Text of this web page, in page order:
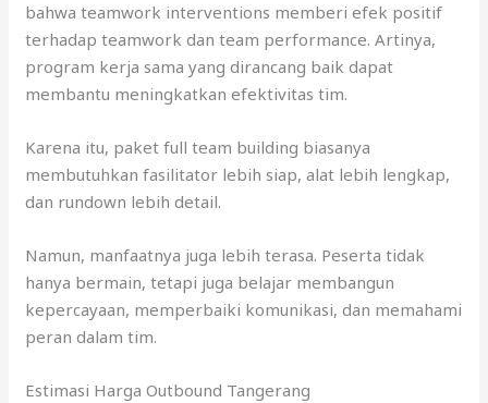
bahwa teamwork interventions memberi efek positif
terhadap teamwork dan team performance. Artinya,
program kerja sama yang dirancang baik dapat
membantu meningkatkan efektivitas tim.
Karena itu, paket full team building biasanya
membutuhkan fasilitator lebih siap, alat lebih lengkap,
dan rundown lebih detail.
Namun, manfaatnya juga lebih terasa. Peserta tidak
hanya bermain, tetapi juga belajar membangun
kepercayaan, memperbaiki komunikasi, dan memahami
peran dalam tim.
Estimasi Harga Outbound Tangerang